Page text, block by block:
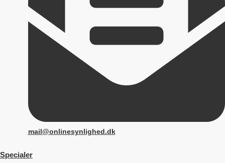
mail@onlinesynlighed.dk
Specialer